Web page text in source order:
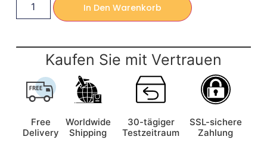
In Den Warenkorb
Kaufen Sie mit Vertrauen
Free
Delivery
Worldwide
Shipping
30-tägiger
Testzeitraum
SSL-sichere
Zahlung